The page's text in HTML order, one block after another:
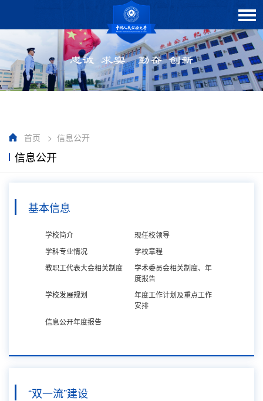
首页 > 信息公开
信息公开
基本信息
学校简介
现任校领导
学科专业情况
学校章程
教职工代表大会相关制度
学术委员会相关制度、年
度报告
学校发展规划
年度工作计划及重点工作
安排
信息公开年度报告
“双一流”建设